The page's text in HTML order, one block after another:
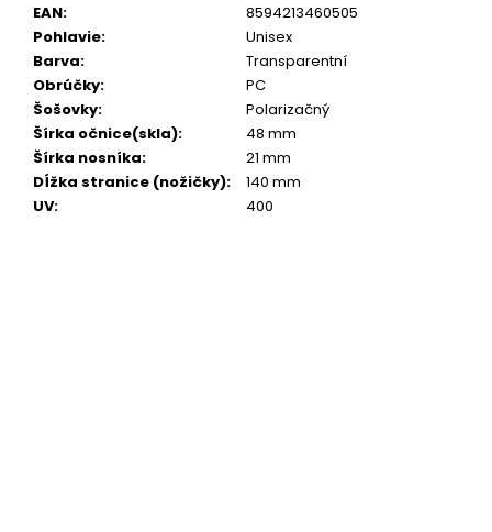
EAN:
8594213460505
Pohlavie:
Unisex
Barva:
Transparentní
Obrúčky:
PC
Šošovky:
Polarizačný
Šírka očnice(skla):
48 mm
Šírka nosníka:
21 mm
Dĺžka stranice (nožičky):
140 mm
UV: 400